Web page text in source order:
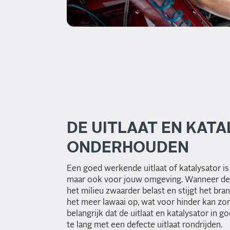
DE UITLAAT EN
ONDERHOUDEN
Een goed werkende uitlaat of katalysator
maar ook voor jouw omgeving. Wanneer
het milieu zwaarder belast en stijgt het
het meer lawaai op, wat voor hinder kan
belangrijk dat de uitlaat en katalysator in
te lang met een defecte uitlaat rondrijden.